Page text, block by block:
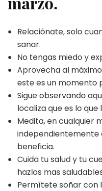
Relaciónate, solo
sanar.
No tengas miedo y
Aprovecha al
este es un momento
Sigue observando
localiza que es lo que
Medita, en cualquier
independientemente
beneficia.
Cuida tu salud y tu
hazlos mas
Permítete soñar con